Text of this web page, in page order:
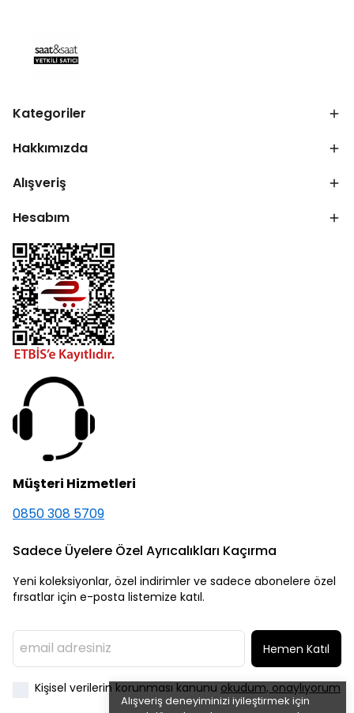
Alışveriş deneyiminizi iyileştirmek için
Kategoriler
Hakkımızda
Alışveriş
Hesabım
Müşteri Hizmetleri
0850 308 5709
Sadece Üyelere Özel Ayrıcalıkları Kaçırma
Yeni koleksiyonlar, özel indirimler ve sadece abonelere özel
fırsatlar için e-posta listemize katıl.
Hemen Katıl
Kişisel verilerin korunması kanunu okudum, onaylıyorum